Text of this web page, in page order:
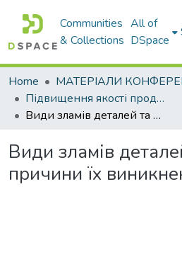
Communities
& Collections
All of
DSpace
Home
Підвищення якості продукції машинобудівних та ремонтних підприємств
Види зламів деталей та можливі причини їх виникнення
Види зламів
причини їх